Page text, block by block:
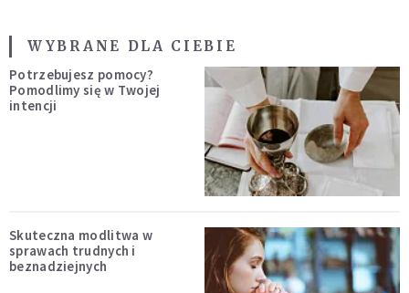
WYBRANE DLA CIEBIE
Potrzebujesz pomocy?
Pomodlimy się w Twojej
intencji
Skuteczna modlitwa w
sprawach trudnych i
beznadziejnych